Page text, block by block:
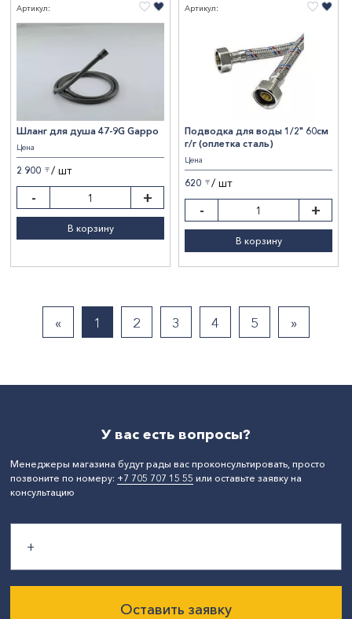
Артикул:
Шланг для душа 47-9G Gappo
Цена
2 900 〒 / шт
- +
В корзину
Артикул:
Подводка для воды 1/2" 60см
г/г (оплетка сталь)
Цена
620 〒 / шт
- +
В корзину
« 1 2 3 4 5 »
У вас есть вопросы?
Менеджеры магазина будут рады вас проконсультировать, просто
позвоните по номеру: +7 705 707 15 55 или оставьте заявку на
консультацию
Оставить заявку